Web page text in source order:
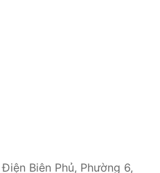
Điện Biên Phủ, Phường 6,